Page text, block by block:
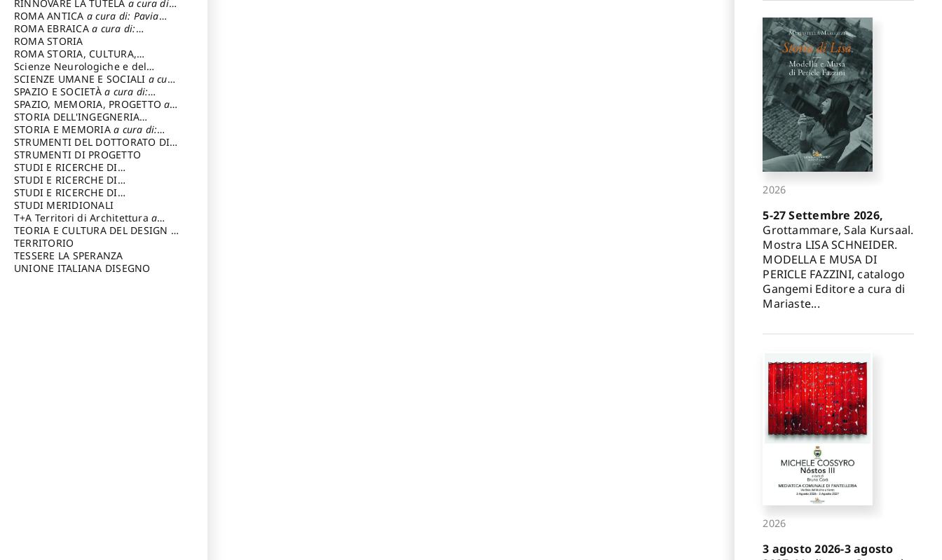
CENTRALE DEL RISORGIMENTOa
cura di: Pizzo Marco
RINNOVARE LA TUTELA a cura di:
Cicalò Enrico
ROMA ANTICA a cura di: Pavia
Carlo
ROMA EBRAICAa cura di:
Procaccia Claudio
ROMA STORIA
ROMA STORIA, CULTURA,
IMMAGINEa cura di: Fagiolo
Marcello
Scienze Neurologiche e del
Comportamento
SCIENZE UMANE E SOCIALI a cura
di: Iannizzi Salvatore
SPAZIO E SOCIETÀa cura di:
Cassetti Roberto
SPAZIO, MEMORIA, PROGETTOa
cura di: Rossi Massimo
STORIA DELL'INGEGNERIA
STRUTTURALE IN ITALIAa cura di:
Poretti Sergio
STORIA E MEMORIAa cura di:
Rossi Lauro
STRUMENTI DEL DOTTORATO DI
RICERCA IN RILIEVO E
RAPPRESENTAZIONE
DELL’ARCHITETTURA E
DELL’AMBIENTEa cura di: Migliari
Riccardo
STRUMENTI DI PROGETTO
STUDI E RICERCHE DI
ARCHEOLOGIA IN SICILIA
di: Pelagatti Paola
STUDI E RICERCHE DI
ARCHITETTURA del Dipartimento
di Architettura Università degli
Studi G. d' Annunzio
STUDI E RICERCHE DI
ARCHITETTURA del Dipartimento
di Architettura Università degli
Studi G. d' Annunzio, Chieti-
Pescaraa cura di: Fusero Paolo
STUDI MERIDIONALI
T+A Territori di Architetturaa
cura di: Ramazzotti Luigi
TEORIA E CULTURA DEL DESIGN a
cura di: Furlanis Giuseppe
TERRITORIO
TESSERE LA SPERANZA
UNIONE ITALIANA DISEGNO
2026
5-27 Settembre 2026,
Grottammare, Sala Kursaal.
Mostra LISA SCHNEIDER.
MODELLA E MUSA DI
PERICLE FAZZINI, catalogo
Gangemi Editore a cura di
Mariaste...
2026
3 agosto 2026-3 agosto